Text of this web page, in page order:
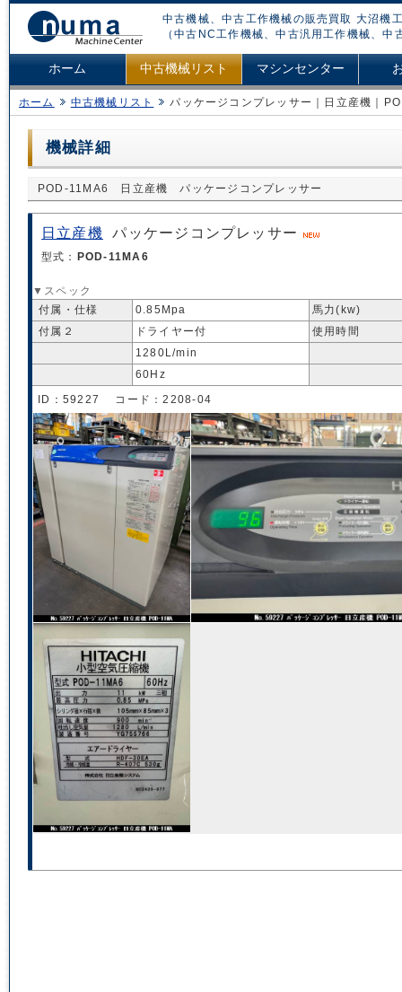
中古機械、中古工作機械の販売買取 大沼機
（中古NC工作機械、中古汎用工作機械、
ホーム 中古機械リスト マシンセンター
ホーム 中古機械リスト パッケージコンプレッサー｜日立産機｜
機械詳細
POD-11MA6 日立産機 パッケージコンプレッサー
日立産機 パッケージコンプレッサー
型式： POD-11MA6
▼スペック
付属・仕様
0.85Mpa
馬力(kw)
付属２
ドライヤー付
使用時間
1280L/min
60Hz
ID：59227 コード：2208-04